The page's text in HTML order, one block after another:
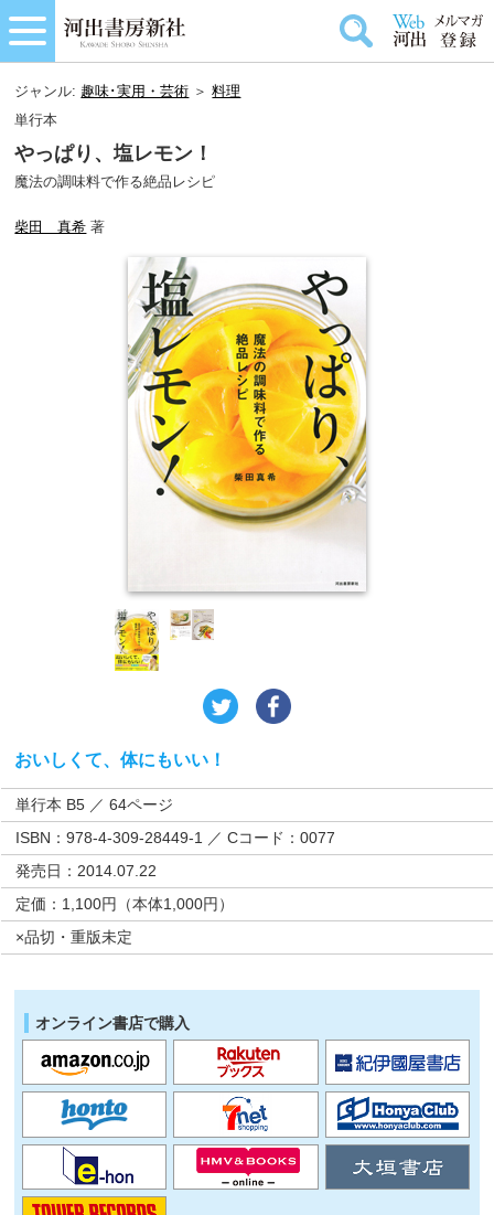
ジャンル: 趣味･実用・芸術 ＞料理
単行本
やっぱり、塩レモン！
魔法の調味料で作る絶品レシピ
柴田 真希 著
おいしくて、体にもいい！
単行本 B5 ／ 64ページ
ISBN：978-4-309-28449-1 ／ Cコード：0077
発売日：2014.07.22
定価：1,100円（本体1,000円）
×品切・重版未定
オンライン書店で購入